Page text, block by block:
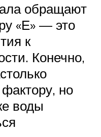
обращают
«Е» — это
к
Конечно,
но
воды